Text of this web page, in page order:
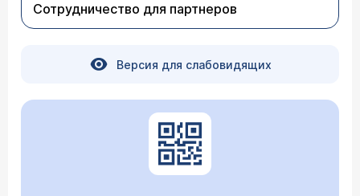
Сотрудничество для партнеров
Версия для слабовидящих